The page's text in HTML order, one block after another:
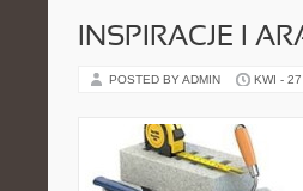
INSPIRACJE I
POSTED BY ADMIN KWI -